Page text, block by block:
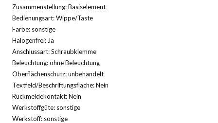
Zusammenstellung: Basiselement
Bedienungsart: Wippe/Taste
Farbe: sonstige
Halogenfrei: Ja
Anschlussart: Schraubklemme
Beleuchtung: ohne Beleuchtung
Oberflächenschutz: unbehandelt
Textfeld/Beschriftungsfläche: Nein
Rückmeldekontakt: Nein
Werkstoffgüte: sonstige
Werkstoff: sonstige